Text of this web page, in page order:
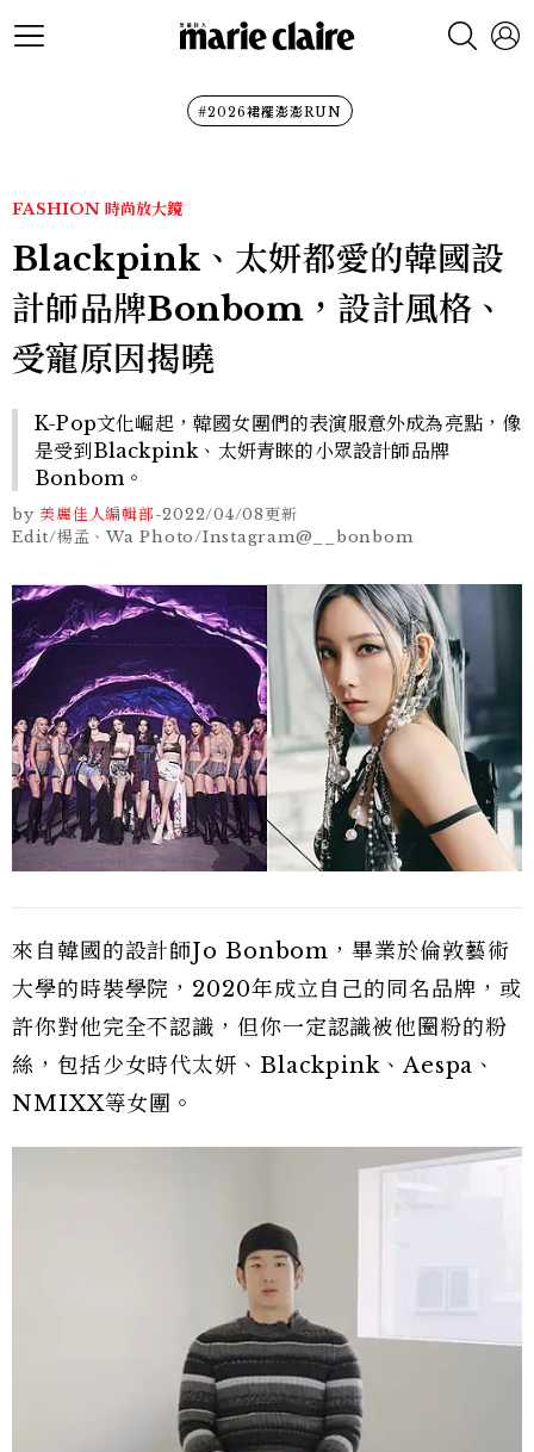
#2026裙襬澎澎RUN
FASHION 時尚放大鏡
Blackpink、太妍都愛的韓國設
計師品牌Bonbom，設計風格、
受寵原因揭曉
K-Pop文化崛起，韓國女團們的表演服意外成為亮點，像
是受到Blackpink、太妍青睞的小眾設計師品牌
Bonbom。
by 美麗佳人編輯部-2022/04/08更新
Edit/楊孟、Wa Photo/Instagram@__bonbom
來自韓國的設計師Jo Bonbom，畢業於倫敦藝術
大學的時裝學院，2020年成立自己的同名品牌，或
許你對他完全不認識，但你一定認識被他圈粉的粉
絲，包括少女時代太妍、Blackpink、Aespa、
NMIXX等女團。